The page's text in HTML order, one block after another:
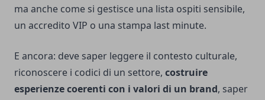
ma anche come si gestisce una lista ospiti sensibile,
un accredito VIP o una stampa last minute.
E ancora: deve saper leggere il contesto culturale,
riconoscere i codici di un settore, costruire
esperienze coerenti con i valori di un brand, saper